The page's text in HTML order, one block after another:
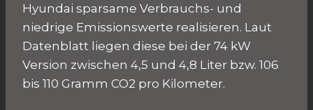
Hyundai sparsame Verbrauchs- und
niedrige Emissionswerte realisieren. Laut
Datenblatt liegen diese bei der 74 kW
Version zwischen 4,5 und 4,8 Liter bzw. 106
bis 110 Gramm CO2 pro Kilometer.